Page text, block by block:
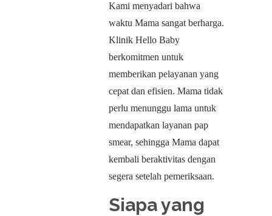
Kami menyadari bahwa
waktu Mama sangat berharga.
Klinik Hello Baby
berkomitmen untuk
memberikan pelayanan yang
cepat dan efisien. Mama tidak
perlu menunggu lama untuk
mendapatkan layanan pap
smear, sehingga Mama dapat
kembali beraktivitas dengan
segera setelah pemeriksaan.
Siapa yang